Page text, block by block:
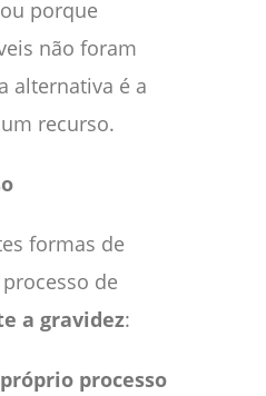
porque
não foram
alternativa é a
recurso.
formas de
de
a gravidez:
processo